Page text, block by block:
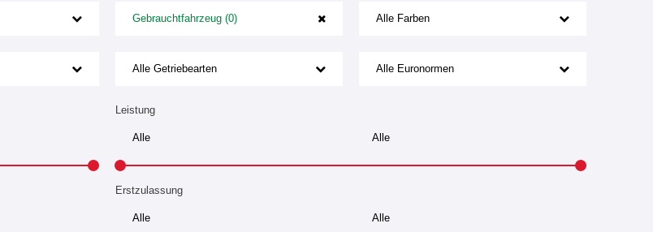
Gebrauchtfahrzeug (0) Alle Farben
Alle Getriebearten Alle Euronormen
Leistung
Erstzulassung